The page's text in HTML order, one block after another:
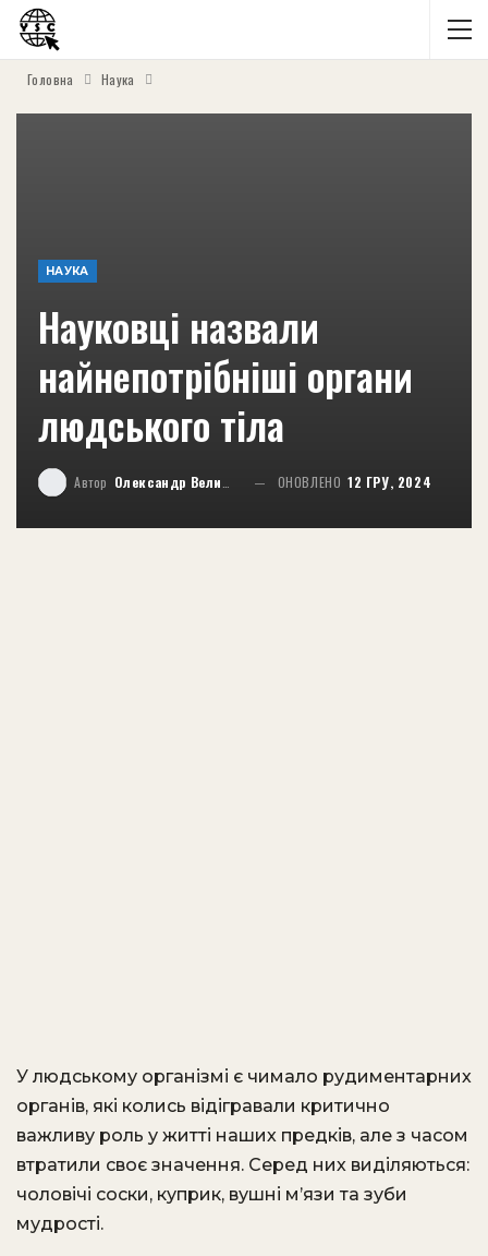
Головна Наука
НАУКА
Науковці назвали
найнепотрібніші органи
людського тіла
Автор Олександр Великий ОНОВЛЕНО 12 ГРУ, 2024
У людському організмі є чимало рудиментарних
органів, які колись відігравали критично
важливу роль у житті наших предків, але з часом
втратили своє значення. Серед них виділяються:
чоловічі соски, куприк, вушні м’язи та зуби
мудрості.